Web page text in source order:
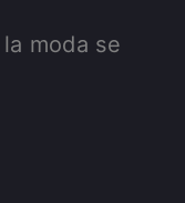
moda se